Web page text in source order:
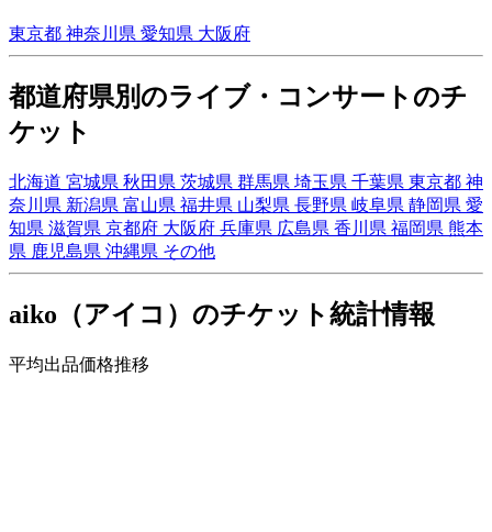
東京都 神奈川県 愛知県 大阪府
都道府県別のライブ・コンサートのチ
ケット
北海道 宮城県 秋田県 茨城県 群馬県 埼玉県 千葉県 東京都 神
奈川県 新潟県 富山県 福井県 山梨県 長野県 岐阜県 静岡県 愛
知県 滋賀県 京都府 大阪府 兵庫県 広島県 香川県 福岡県 熊本
県 鹿児島県 沖縄県 その他
aiko（アイコ）のチケット統計情報
平均出品価格推移